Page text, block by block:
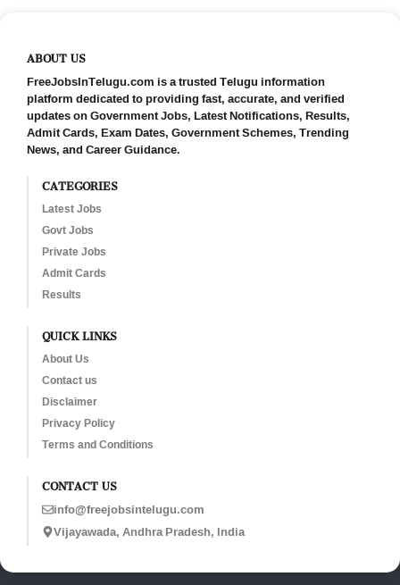
ABOUT US
FreeJobsInTelugu.com is a trusted Telugu information
platform dedicated to providing fast, accurate, and verified
updates on Government Jobs, Latest Notifications, Results,
Admit Cards, Exam Dates, Government Schemes, Trending
News, and Career Guidance.
CATEGORIES
Latest Jobs
Govt Jobs
Private Jobs
Admit Cards
Results
QUICK LINKS
About Us
Contact us
Disclaimer
Privacy Policy
Terms and Conditions
CONTACT US
info@freejobsintelugu.com
Vijayawada, Andhra Pradesh, India